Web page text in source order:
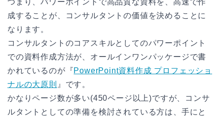
つまり、パワーポイントで高品質な資料を、高速で作
成することが、コンサルタントの価値を決めることに
なります。
コンサルタントのコアスキルとしてのパワーポイント
での資料作成方法が、オールインワンパッケージで書
かれているのが『PowerPoint資料作成 プロフェッショ
ナルの大原則 』です。
かなりページ数が多い(450ページ以上)ですが、コンサ
ルタントとしての準備を検討されている方は、手にと